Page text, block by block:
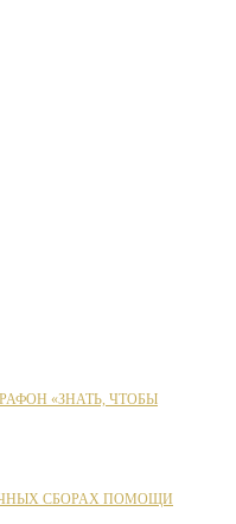
«ЗНАТЬ, ЧТОБЫ
СБОРАХ ПОМОЩИ